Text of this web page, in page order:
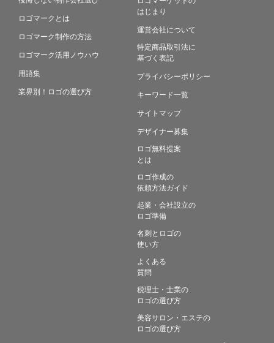
ロゴマークとは
ロゴマーク制作の方法
ロゴマーク活用ノウハウ
用語集
業界別！ロゴの選び方
はじまり
運営会社について
特定商品取引法に
基づく表記
プライバシーポリシー
キーワード一覧
サイトマップ
デザイナー募集
ロゴ無料提案
とは
ロゴ作成の
依頼方法ガイド
起業・会社設立の
ロゴ準備
名刺とロゴの
使い方
よくある
質問
税理士・士業の
ロゴの選び方
美容サロン・エステの
ロゴの選び方